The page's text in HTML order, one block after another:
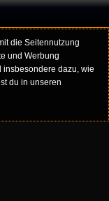
die Seitennutzung
und Werbung
insbesondere dazu, wie
du in unseren